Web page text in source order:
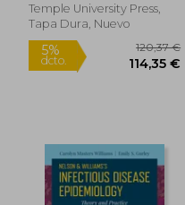
Temple University Press,
Tapa Dura, Nuevo